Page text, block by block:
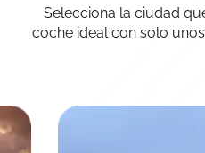
Selecciona la ciudad
coche ideal con solo